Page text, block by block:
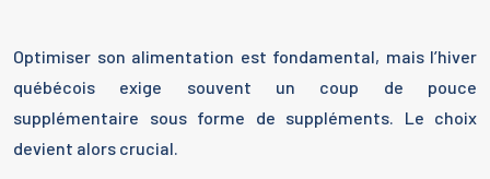
Optimiser son alimentation est fondamental, mais l’hiver
québécois exige souvent un coup de pouce
supplémentaire sous forme de suppléments. Le choix
devient alors crucial.